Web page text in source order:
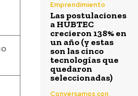
Emprendimiento
Las postulaciones
a HUBTEC
crecieron 138% en
un año (y estas
son las cinco
tecnologías que
quedaron
seleccionadas)
Conversamos con